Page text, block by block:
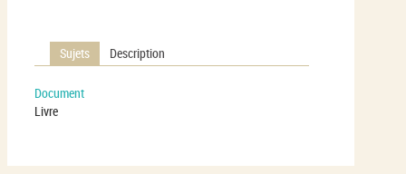
Sujets Description
Document
Livre